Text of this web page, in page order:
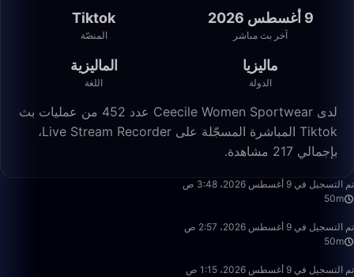
9 أغسطس 2026
آخر بث مباشر
Tiktok
المنصّة
ماليزيا
الدولة
الماليزية
اللغة
لدى Ceecile Women Sportwear عدد 452 من عمليات بث
Tiktok المباشرة المسجّلة على Live Stream Recorder،
بإجمالي 217 مشاهدة.
50:00
تم التسجيل في 9 أغسطس 2026، 3:48 ص
50m
49:59
تم التسجيل في 9 أغسطس 2026، 2:57 ص
50m
1:40:00
تم التسجيل في 9 أغسطس 2026، 1:15 ص